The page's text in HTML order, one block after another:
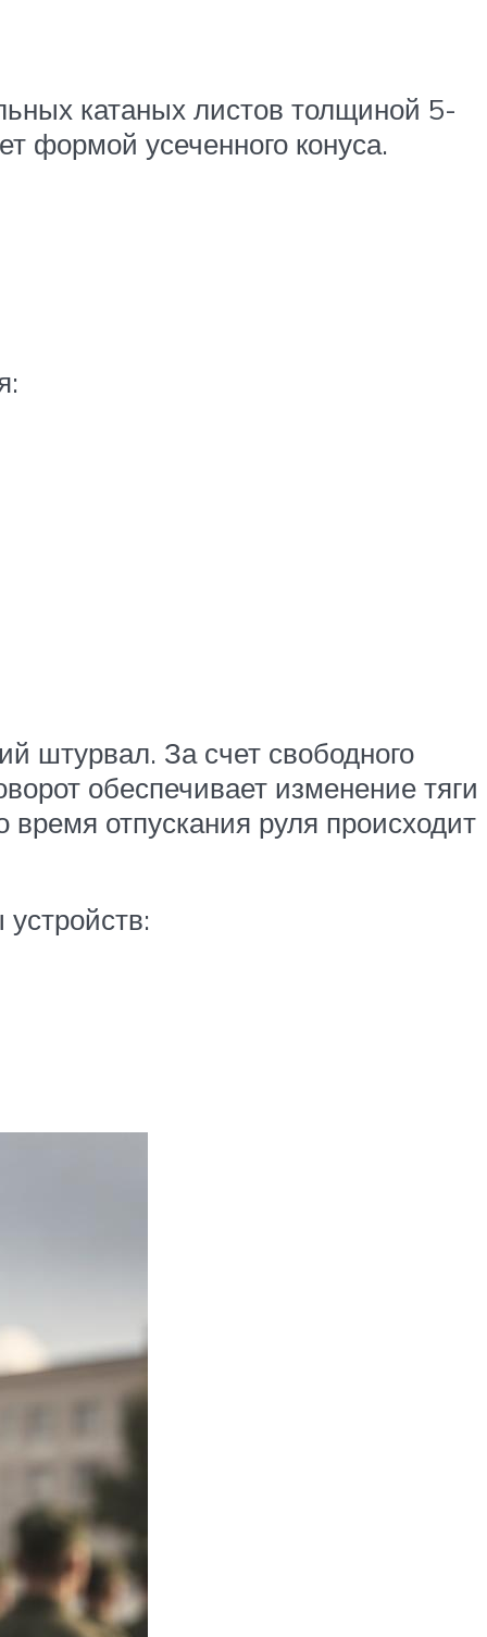
катаных листов толщиной 5-
усеченного конуса.
штурвал. За счет свободного
обеспечивает изменение тяги
время отпускания руля происходит